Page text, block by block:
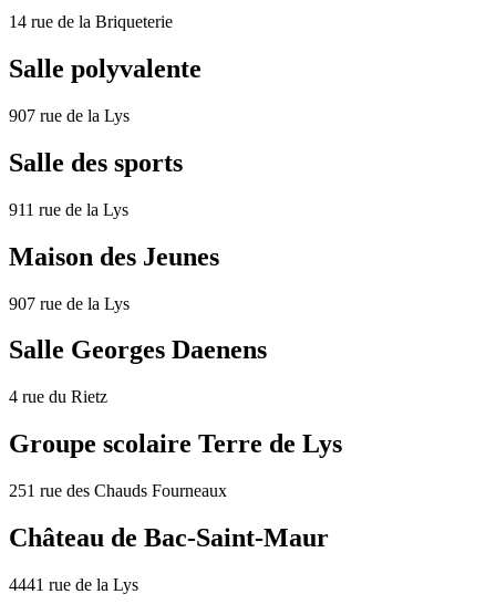
14 rue de la Briqueterie
Salle polyvalente
907 rue de la Lys
Salle des sports
911 rue de la Lys
Maison des Jeunes
907 rue de la Lys
Salle Georges Daenens
4 rue du Rietz
Groupe scolaire Terre de Lys
251 rue des Chauds Fourneaux
Château de Bac-Saint-Maur
4441 rue de la Lys